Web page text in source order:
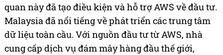
quan này đã tạo điều kiện và hỗ trợ AWS về đầu tư.
Malaysia đã nổi tiếng về phát triển các trung tâm
dữ liệu toàn cầu. Với nguồn đầu tư từ AWS, nhà
cung cấp dịch vụ đám mây hàng đầu thế giới,